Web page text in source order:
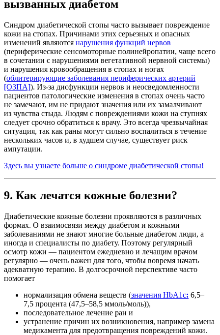
вызванных диабетом
Синдром диабетической стопы часто вызывает повреждение
кожи на стопах. Причинами этих серьезных и опасных
изменений являются нарушения функций нервов
(периферические сенсомоторные полинейропатии, чаще всего
в сочетании с нарушениями вегетативной нервной системы)
и нарушения кровообращения в стопах и ногах
(облитерирующие заболевания периферических артерий
[ОЗПА]). Из-за дисфункции нервов и неосведомленности
пациентов патологические изменения в стопах очень часто
не замечают, им не придают значения или их замалчивают
из чувства стыда. Людям с повреждениями кожи на ступнях
следует срочно обратиться к врачу. Это всегда чрезвычайная
ситуация, так как раны могут сильно воспалиться в течение
нескольких часов и, в худшем случае, существует риск
ампутации.
Здесь вы узнаете больше о синдроме диабетической стопы!
9. Как лечатся кожные болезни?
Диабетические кожные болезни проявляются в различных
формах. О взаимосвязи между диабетом и кожными
заболеваниями не знают многие больные диабетом люди, а
иногда и специалисты по диабету. Поэтому регулярный
осмотр кожи — пациентом ежедневно и лечащим врачом
регулярно — очень важен для того, чтобы вовремя начать
адекватную терапию. В долгосрочной перспективе часто
помогает
нормализация обмена веществ (значения HbA1c: 6,5–
7,5 процента (47,5–58,5 ммоль/моль)),
последовательное лечение ран и
устранение причин их возникновения, например замена
медикамента для предотвращения повреждений кожи.